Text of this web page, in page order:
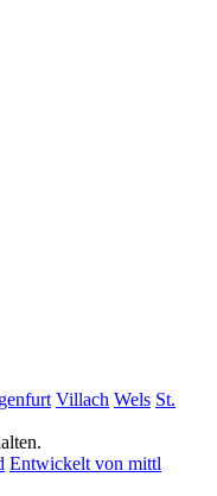
Villach Wels St.
Entwickelt von mittl